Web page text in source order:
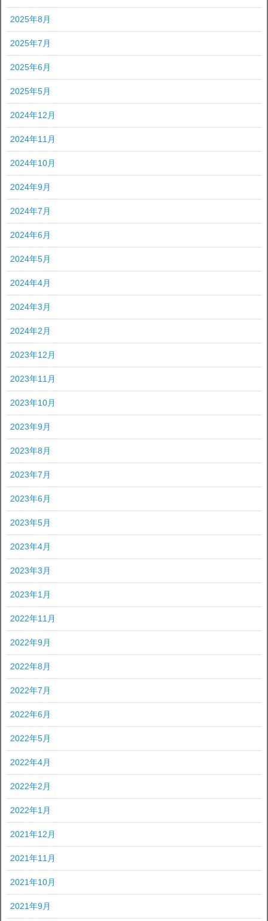
2025年8月
2025年7月
2025年6月
2025年5月
2024年12月
2024年11月
2024年10月
2024年9月
2024年7月
2024年6月
2024年5月
2024年4月
2024年3月
2024年2月
2023年12月
2023年11月
2023年10月
2023年9月
2023年8月
2023年7月
2023年6月
2023年5月
2023年4月
2023年3月
2023年1月
2022年11月
2022年9月
2022年8月
2022年7月
2022年6月
2022年5月
2022年4月
2022年2月
2022年1月
2021年12月
2021年11月
2021年10月
2021年9月